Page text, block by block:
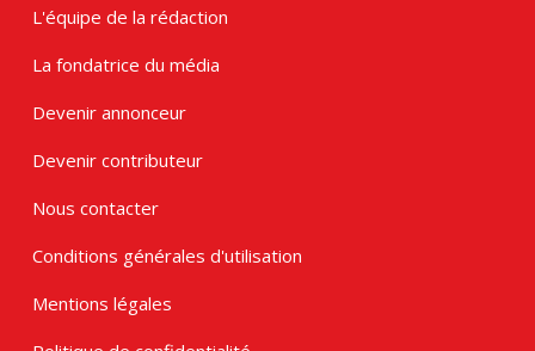
L'équipe de la rédaction
La fondatrice du média
Devenir annonceur
Devenir contributeur
Nous contacter
Conditions générales d'utilisation
Mentions légales